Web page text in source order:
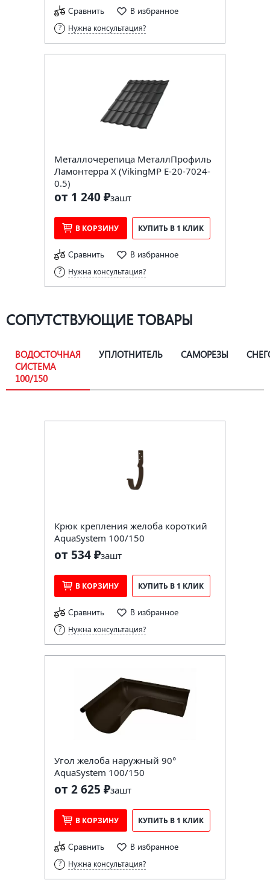
Сравнить В избранное
Нужна консультация?
Металлочерепица МеталлПрофиль
Ламонтерра X (VikingMP E-20-7024-
0.5)
от 1 240 ₽зашт
В КОРЗИНУ КУПИТЬ В 1 КЛИК
Сравнить В избранное
Нужна консультация?
СОПУТСТВУЮЩИЕ ТОВАРЫ
ВОДОСТОЧНАЯ
СИСТЕМА
100/150
УПЛОТНИТЕЛЬ САМОРЕЗЫ
Крюк крепления желоба короткий
AquaSystem 100/150
от 534 ₽зашт
В КОРЗИНУ КУПИТЬ В 1 КЛИК
Сравнить В избранное
Нужна консультация?
Угол желоба наружный 90°
AquaSystem 100/150
от 2 625 ₽зашт
В КОРЗИНУ КУПИТЬ В 1 КЛИК
Сравнить В избранное
Нужна консультация?